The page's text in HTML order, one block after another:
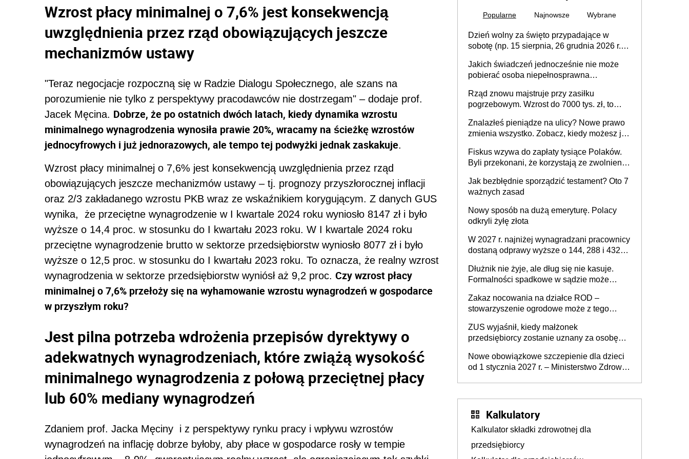
Wzrost płacy minimalnej o 7,6% jest konsekwencją
uwzględnienia przez rząd obowiązujących jeszcze
mechanizmów ustawy
"Teraz negocjacje rozpoczną się w Radzie Dialogu Społecznego, ale szans na
porozumienie nie tylko z perspektywy pracodawców nie dostrzegam" – dodaje prof.
Jacek Męcina. Dobrze, że po ostatnich dwóch latach, kiedy dynamika wzrostu
minimalnego wynagrodzenia wynosiła prawie 20%, wracamy na ścieżkę wzrostów
jednocyfrowych i już jednorazowych, ale tempo tej podwyżki jednak zaskakuje.
Wzrost płacy minimalnej o 7,6% jest konsekwencją uwzględnienia przez rząd
obowiązujących jeszcze mechanizmów ustawy – tj. prognozy przyszłorocznej inflacji
oraz 2/3 zakładanego wzrostu PKB wraz ze wskaźnikiem korygującym. Z danych GUS
wynika, że przeciętne wynagrodzenie w I kwartale 2024 roku wyniosło 8147 zł i było
wyższe o 14,4 proc. w stosunku do I kwartału 2023 roku. W I kwartale 2024 roku
przeciętne wynagrodzenie brutto w sektorze przedsiębiorstw wyniosło 8077 zł i było
wyższe o 12,5 proc. w stosunku do I kwartału 2023 roku. To oznacza, że realny wzrost
wynagrodzenia w sektorze przedsiębiorstw wyniósł aż 9,2 proc. Czy wzrost płacy
minimalnej o 7,6% przełoży się na wyhamowanie wzrostu wynagrodzeń w gospodarce
w przyszłym roku?
Jest pilna potrzeba wdrożenia przepisów dyrektywy o
adekwatnych wynagrodzeniach, które zwiążą wysokość
minimalnego wynagrodzenia z połową przeciętnej płacy
lub 60% mediany wynagrodzeń
Zdaniem prof. Jacka Męciny i z perspektywy rynku pracy i wpływu wzrostów
wynagrodzeń na inflację dobrze byłoby, aby płace w gospodarce rosły w tempie
Popularne Najnowsze Wybrane
Dzień wolny za święto przypadające w
sobotę (np. 15 sierpnia, 26 grudnia 2026 r.) –
pracodawcy (sektor prywatny i administracja
publiczna), najczęstsze pytania
Jakich świadczeń jednocześnie nie może
pobierać osoba niepełnosprawna
Rząd znowu majstruje przy zasiłku
pogrzebowym. Wzrost do 7000 tys. zł, to
Znalazłeś pieniądze na ulicy? Nowe prawo
zmienia wszystko. Zobacz, kiedy możesz je
Fiskus wzywa do zapłaty tysiące Polaków.
Byli przekonani, że korzystają ze zwolnienia
Jak bezbłędnie sporządzić testament? Oto 7
ważnych zasad
Nowy sposób na dużą emeryturę. Polacy
odkryli żyłę złota
W 2027 r. najniżej wynagradzani pracownicy
dostaną odprawy wyższe o 144, 288 i 432
Dłużnik nie żyje, ale dług się nie kasuje.
Formalności spadkowe w sądzie może
zmarłego
Zakaz nocowania na działce ROD –
stowarzyszenie ogrodowe może z tego
działki (wypowiedzieć dzierżawę)?
ZUS wyjaśnił, kiedy małżonek
przedsiębiorcy zostanie uznany za osobę
Nowe obowiązkowe szczepienie dla dzieci
od 1 stycznia 2027 r. – Ministerstwo Zdrowia
Kalkulatory
Kalkulator składki zdrowotnej dla
przedsiębiorcy